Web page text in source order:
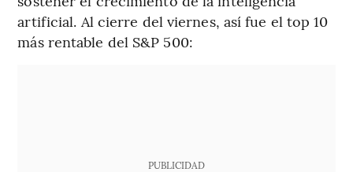
artificial. Al cierre del viernes, así fue el top 10
más rentable del S&P 500:
PUBLICIDAD